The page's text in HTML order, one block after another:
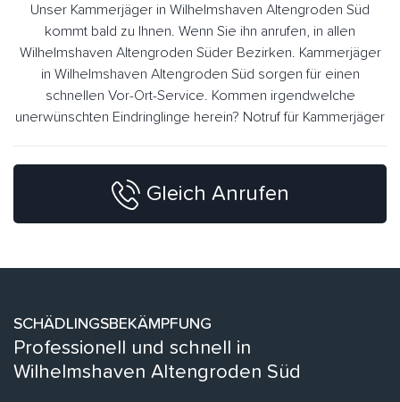
Unser Kammerjäger in Wilhelmshaven Altengroden Süd
kommt bald zu Ihnen. Wenn Sie ihn anrufen, in allen
Wilhelmshaven Altengroden Süder Bezirken. Kammerjäger
in Wilhelmshaven Altengroden Süd sorgen für einen
schnellen Vor-Ort-Service. Kommen irgendwelche
unerwünschten Eindringlinge herein? Notruf für Kammerjäger
Gleich Anrufen
SCHÄDLINGSBEKÄMPFUNG
Professionell und schnell in
Wilhelmshaven Altengroden Süd